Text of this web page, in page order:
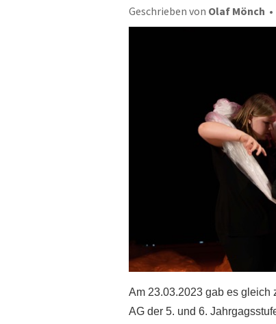
Geschrieben von Olaf Mönch
Am 23.03.2023 gab es gleich
AG der 5. und 6.